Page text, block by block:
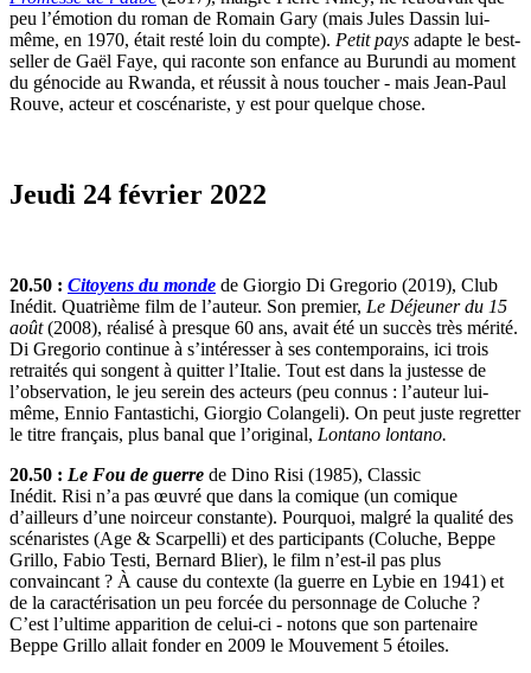
peu l’émotion du roman de Romain Gary (mais Jules Dassin lui-
même, en 1970, était resté loin du compte). Petit pays adapte le best-
seller de Gaël Faye, qui raconte son enfance au Burundi au moment
du génocide au Rwanda, et réussit à nous toucher - mais Jean-Paul
Rouve, acteur et coscénariste, y est pour quelque chose.
Jeudi 24 février 2022
20.50 : Citoyens du monde de Giorgio Di Gregorio (2019), Club
Inédit. Quatrième film de l’auteur. Son premier, Le Déjeuner du 15
août(2008), réalisé à presque 60 ans, avait été un succès très mérité.
Di Gregorio continue à s’intéresser à ses contemporains, ici trois
retraités qui songent à quitter l’Italie. Tout est dans la justesse de
l’observation, le jeu serein des acteurs (peu connus : l’auteur lui-
même, Ennio Fantastichi, Giorgio Colangeli). On peut juste regretter
le titre français, plus banal que l’original, Lontano lontano.
20.50 : Le Fou de guerre de Dino Risi (1985), Classic
Inédit. Risi n’a pas œuvré que dans la comique (un comique
d’ailleurs d’une noirceur constante). Pourquoi, malgré la qualité des
scénaristes (Age & Scarpelli) et des participants (Coluche, Beppe
Grillo, Fabio Testi, Bernard Blier), le film n’est-il pas plus
convaincant ? À cause du contexte (la guerre en Lybie en 1941) et
de la caractérisation un peu forcée du personnage de Coluche ?
C’est l’ultime apparition de celui-ci - notons que son partenaire
Beppe Grillo allait fonder en 2009 le Mouvement 5 étoiles.